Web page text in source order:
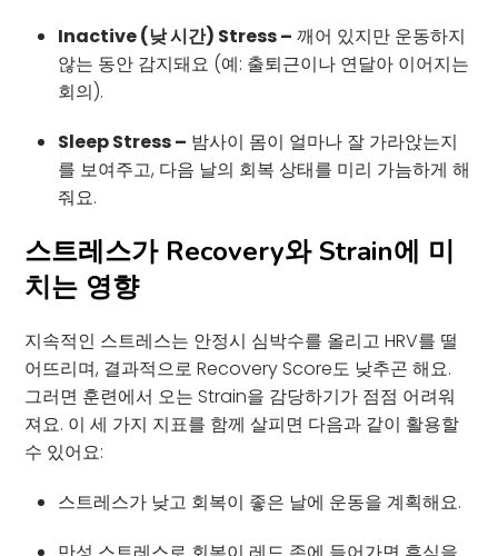
Inactive (낮 시간) Stress – 깨어 있지만 운동하지
않는 동안 감지돼요 (예: 출퇴근이나 연달아 이어지는
회의).
Sleep Stress – 밤사이 몸이 얼마나 잘 가라앉는지
를 보여주고, 다음 날의 회복 상태를 미리 가늠하게 해
줘요.
스트레스가 Recovery와 Strain에 미
치는 영향
지속적인 스트레스는 안정시 심박수를 올리고 HRV를 떨
어뜨리며, 결과적으로 Recovery Score도 낮추곤 해요.
그러면 훈련에서 오는 Strain을 감당하기가 점점 어려워
져요. 이 세 가지 지표를 함께 살피면 다음과 같이 활용할
수 있어요:
스트레스가 낮고 회복이 좋은 날에 운동을 계획해요.